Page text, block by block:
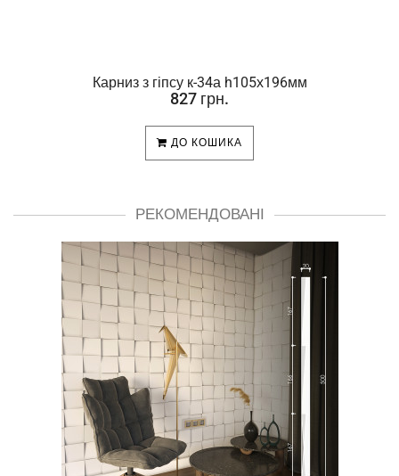
Карниз з гіпсу к-34а h105х196мм
827 грн.
ДО КОШИКА
РЕКОМЕНДОВАНІ